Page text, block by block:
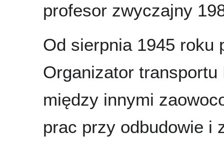
profesor zwyczajny
Od sierpnia 1945 roku
Organizator
między innymi
prac przy odbudowie i